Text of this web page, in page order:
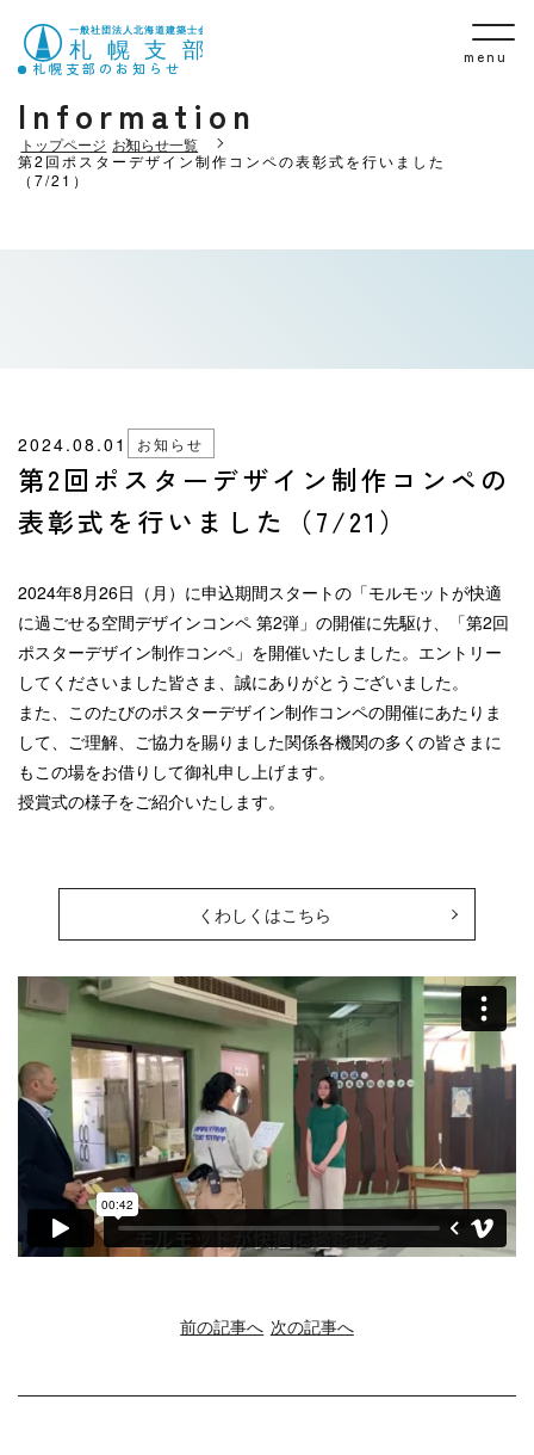
menu
札幌支部のお知らせ
Information
トップページ お知らせ一覧
第2回ポスターデザイン制作コンペの表彰式を行いました
（7/21）
第2回ポスターデザイン制作コンペの
表彰式を行いました（7/21）
2024.08.01 お知らせ
2024年8月26日（月）に申込期間スタートの「モルモットが快適
に過ごせる空間デザインコンペ 第2弾」の開催に先駆け、「第2回
ポスターデザイン制作コンペ」を開催いたしました。エントリー
してくださいました皆さま、誠にありがとうございました。
また、このたびのポスターデザイン制作コンペの開催にあたりま
して、ご理解、ご協力を賜りました関係各機関の多くの皆さまに
もこの場をお借りして御礼申し上げます。
授賞式の様子をご紹介いたします。
くわしくはこちら
前の記事へ 次の記事へ